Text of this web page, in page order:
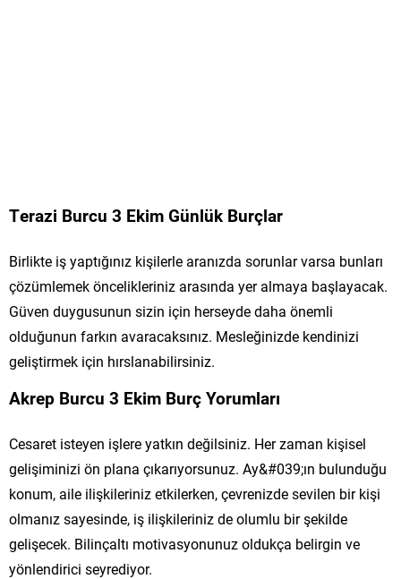
Terazi Burcu 3 Ekim Günlük Burçlar
Birlikte iş yaptığınız kişilerle aranızda sorunlar varsa bunları
çözümlemek öncelikleriniz arasında yer almaya başlayacak.
Güven duygusunun sizin için herseyde daha önemli
olduğunun farkın avaracaksınız. Mesleğinizde kendinizi
geliştirmek için hırslanabilirsiniz.
Akrep Burcu 3 Ekim Burç Yorumları
Cesaret isteyen işlere yatkın değilsiniz. Her zaman kişisel
gelişiminizi ön plana çıkarıyorsunuz. Ay&#039;ın bulunduğu
konum, aile ilişkileriniz etkilerken, çevrenizde sevilen bir kişi
olmanız sayesinde, iş ilişkileriniz de olumlu bir şekilde
gelişecek. Bilinçaltı motivasyonunuz oldukça belirgin ve
yönlendirici seyrediyor.